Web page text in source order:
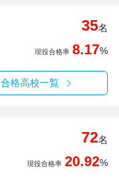
35名
現役合格率 8.17%
合格高校一覧
72名
現役合格率 20.92%